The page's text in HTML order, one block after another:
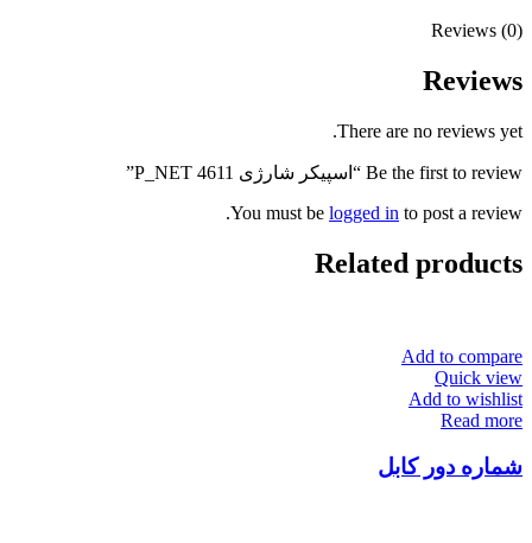
Reviews (0)
Reviews
There are no reviews yet.
Be the first to review “اسپیکر شارژی P_NET 4611”
You must be logged in to post a review.
Related products
Add to compare
Quick view
Add to wishlist
Read more
شماره دور کابل